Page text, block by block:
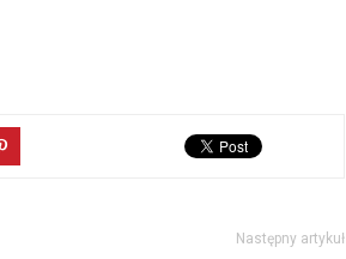
Następny artykuł